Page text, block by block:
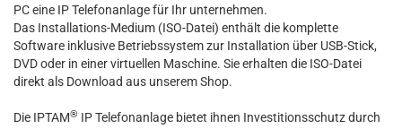
PC eine IP Telefonanlage für Ihr unternehmen.
Das Installations-Medium (ISO-Datei) enthält die komplette
Software inklusive Betriebssystem zur Installation über USB-Stick,
DVD oder in einer virtuellen Maschine. Sie erhalten die ISO-Datei
direkt als Download aus unserem Shop.
Die IPTAM® IP Telefonanlage bietet ihnen Investitionsschutz durch